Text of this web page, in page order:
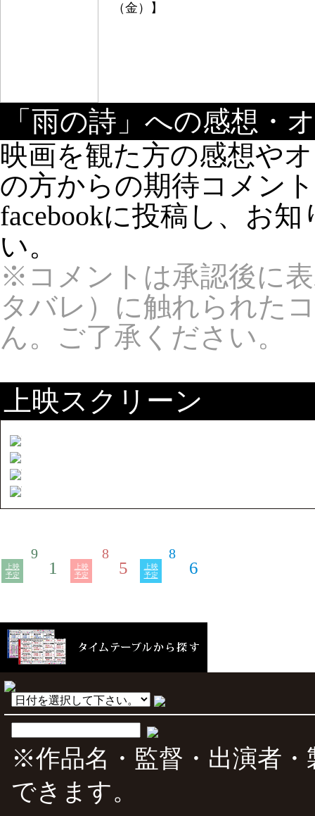
（金）】
「雨の詩」への感想・
映画を観た方の感想や
の方からの期待コメン
facebookに投稿し、お
い。
※コメントは承認後に
タバレ）に触れられた
ん。ご了承ください。
上映スクリーン
上映
予定
9
1
上映
予定
8
5
上映
予定
8
6
※作品名・監督・出演者
できます。